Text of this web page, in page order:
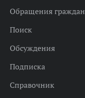
Обращения граждан
Поиск
Обсуждения
Подписка
Справочник